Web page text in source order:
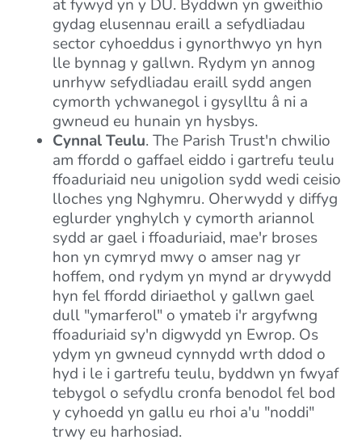
at fywyd yn y DU. Byddwn yn gweithio
gydag elusennau eraill a sefydliadau
sector cyhoeddus i gynorthwyo yn hyn
lle bynnag y gallwn. Rydym yn annog
unrhyw sefydliadau eraill sydd angen
cymorth ychwanegol i gysylltu â ni a
gwneud eu hunain yn hysbys.
Cynnal Teulu. The Parish Trust'n chwilio
am ffordd o gaffael eiddo i gartrefu teulu
ffoaduriaid neu unigolion sydd wedi ceisio
lloches yng Nghymru. Oherwydd y diffyg
eglurder ynghylch y cymorth ariannol
sydd ar gael i ffoaduriaid, mae'r broses
hon yn cymryd mwy o amser nag yr
hoffem, ond rydym yn mynd ar drywydd
hyn fel ffordd diriaethol y gallwn gael
dull "ymarferol" o ymateb i'r argyfwng
ffoaduriaid sy'n digwydd yn Ewrop. Os
ydym yn gwneud cynnydd wrth ddod o
hyd i le i gartrefu teulu, byddwn yn fwyaf
tebygol o sefydlu cronfa benodol fel bod
y cyhoedd yn gallu eu rhoi a'u "noddi"
trwy eu harhosiad.